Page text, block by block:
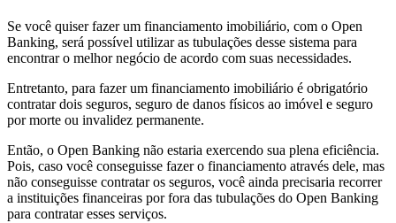
Se você quiser fazer um financiamento imobiliário, com o Open
Banking, será possível utilizar as tubulações desse sistema para
encontrar o melhor negócio de acordo com suas necessidades.
Entretanto, para fazer um financiamento imobiliário é obrigatório
contratar dois seguros, seguro de danos físicos ao imóvel e seguro
por morte ou invalidez permanente.
Então, o Open Banking não estaria exercendo sua plena eficiência.
Pois, caso você conseguisse fazer o financiamento através dele, mas
não conseguisse contratar os seguros, você ainda precisaria recorrer
a instituições financeiras por fora das tubulações do Open Banking
para contratar esses serviços.